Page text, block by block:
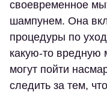
своевременное
шампунем. Она
процедуры по
какую-то вредную
могут пойти
следить за тем,